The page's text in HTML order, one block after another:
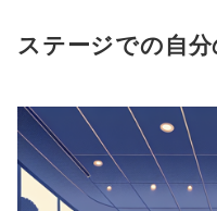
ステージでの自